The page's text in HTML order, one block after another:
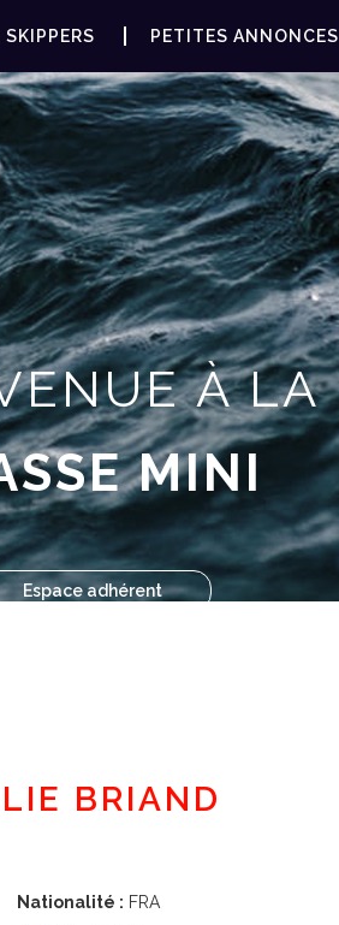
PETITES ANNONCES
À LA
MINI
Espace adhérent
BRIAND
Nationalité : FRA